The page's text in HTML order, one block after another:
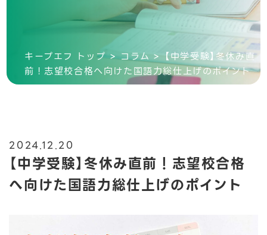
キープエフ トップ コラム
【中学受験】冬休み直
前！志望校合格へ向けた国語力総仕上げのポイント
2024.12.20
【中学受験】冬休み直前！志望校合格
へ向けた国語力総仕上げのポイント